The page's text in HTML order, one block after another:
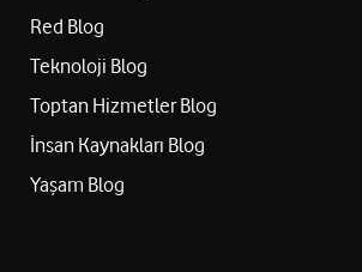
Red Blog
Teknoloji Blog
Toptan Hizmetler Blog
İnsan Kaynakları Blog
Yaşam Blog